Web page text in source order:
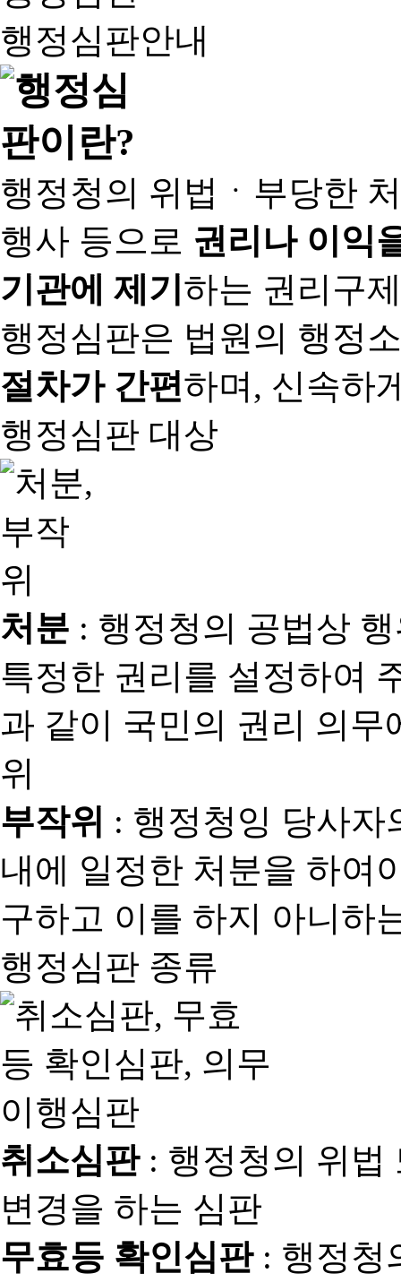
행정심판안내
행정청의 위법ㆍ부당한
행사 등으로 권리나 이익
기관에 제기하는 권리구
행정심판은 법원의 행정
절차가 간편하며, 신속하
행정심판 대상
처분 : 행정청의 공법상
특정한 권리를 설정하여
과 같이 국민의 권리 의
위
부작위 : 행정청잉 당사자
내에 일정한 처분을 하여
구하고 이를 하지 아니하
행정심판 종류
취소심판: 행정청의 위법
변경을 하는 심판
무효등 확인심판: 행정청